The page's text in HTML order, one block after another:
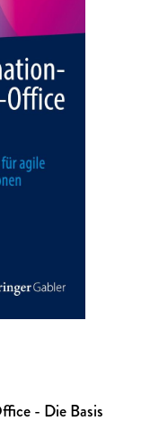
- Die Basis